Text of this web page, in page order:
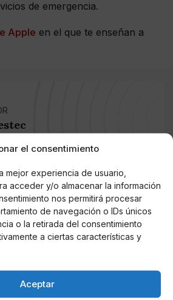
el consentimiento
mejor experiencia de usuario,
acceder y/o almacenar la información
nos permitirá procesar
de navegación o IDs únicos
o la retirada del consentimiento
a ciertas características y
Aceptar
de emergencia.
Apple en el que te enseñan a
Cripto Casinos Online en
2025: Bitcoin Casinos
Casinos Online con Bitcoin y